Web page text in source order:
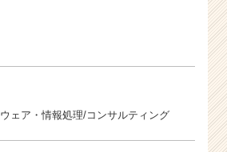
ェア・情報処理/コンサルティング